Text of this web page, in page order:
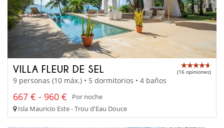
VILLA FLEUR DE SEL (16 opiniones)
9 personas (10 máx.) • 5 dormitorios • 4 baños
667 € - 960 €
Por noche
Isla Mauricio Este - Trou d'Eau Douce